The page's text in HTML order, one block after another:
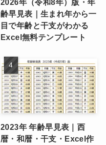
2026年（令和8年）版・年
齢早見表｜生まれ年から一
目で年齢と干支がわかる
Excel無料テンプレート
2023年 年齢早見表｜西
暦・和暦・干支・Excel作